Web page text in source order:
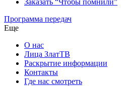
Заказать “Чтобы помнили”
Программа передач
Еще
О нас
Лица ЗлатТВ
Раскрытие информации
Контакты
Где нас смотреть